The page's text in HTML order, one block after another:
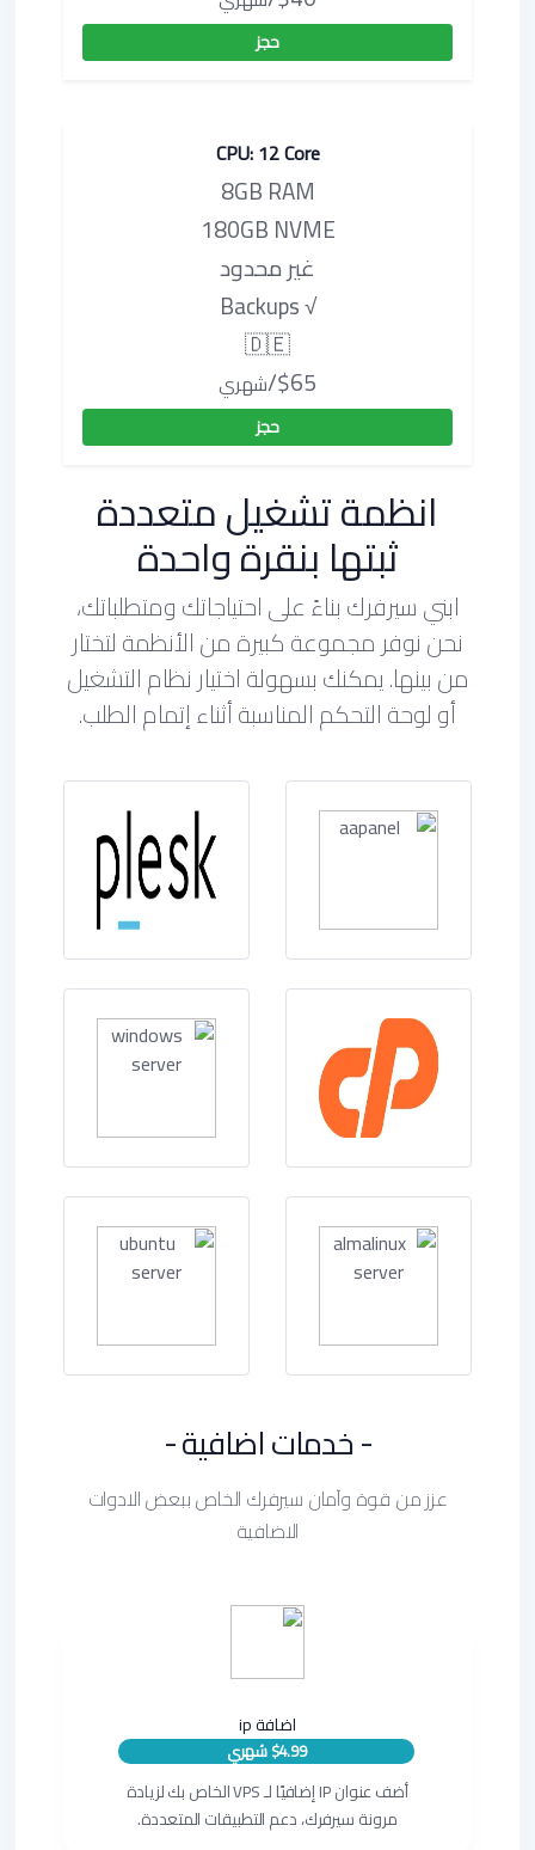
حجز
CPU: 12 Core
8GB RAM
180GB NVME
غير محدود
√ Backups
🇩🇪
$65/ شهري
حجز
انظمة تشغيل متعددة
ثبتها بنقرة واحدة
ابني سيرفرك بناءً على احتياجاتك ومتطلباتك،
نحن نوفر مجموعة كبيرة من الأنظمة لتختار
من بينها. يمكنك بسهولة اختيار نظام التشغيل
أو لوحة التحكم المناسبة أثناء إتمام الطلب.
- خدمات اضافية -
عزز من قوة وآمان سيرفرك الخاص ببعض الادوات
الاضافية
اضافة ip
$4.99 شهري
أضف عنوان IP إضافيًا لـ VPS الخاص بك لزيادة
مرونة سيرفرك، دعم التطبيقات المتعددة.